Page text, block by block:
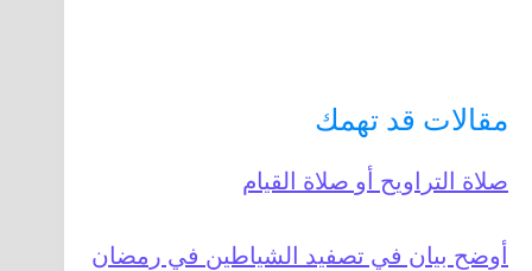
مقالات قد تهمك
صلاة التراويح أو صلاة القيام
أوضح بيان في تصفيد الشياطين في رمضان